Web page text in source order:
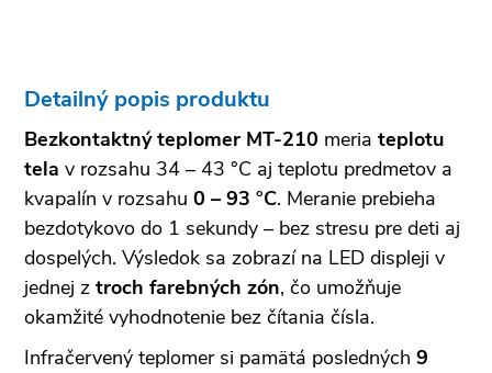
Detailný popis produktu
Bezkontaktný teplomer MT-210 meria teplotu
tela v rozsahu 34 – 43 °C aj teplotu predmetov a
kvapalín v rozsahu 0 – 93 °C. Meranie prebieha
bezdotykovo do 1 sekundy – bez stresu pre deti aj
dospelých. Výsledok sa zobrazí na LED displeji v
jednej z troch farebných zón, čo umožňuje
okamžité vyhodnotenie bez čítania čísla.
Infračervený teplomer si pamätá posledných 9